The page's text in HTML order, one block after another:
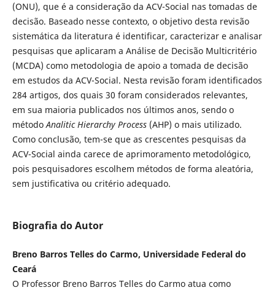
(ONU), que é a consideração da ACV-Social nas tomadas de
decisão. Baseado nesse contexto, o objetivo desta revisão
sistemática da literatura é identificar, caracterizar e analisar
pesquisas que aplicaram a Análise de Decisão Multicritério
(MCDA) como metodologia de apoio a tomada de decisão
em estudos da ACV-Social. Nesta revisão foram identificados
284 artigos, dos quais 30 foram considerados relevantes,
em sua maioria publicados nos últimos anos, sendo o
métodoAnalitic Hierarchy Process(AHP) o mais utilizado.
Como conclusão, tem-se que as crescentes pesquisas da
ACV-Social ainda carece de aprimoramento metodológico,
pois pesquisadores escolhem métodos de forma aleatória,
sem justificativa ou critério adequado.
Biografia do Autor
Breno Barros Telles do Carmo, Universidade Federal do
Ceará
O Professor Breno Barros Telles do Carmo atua como